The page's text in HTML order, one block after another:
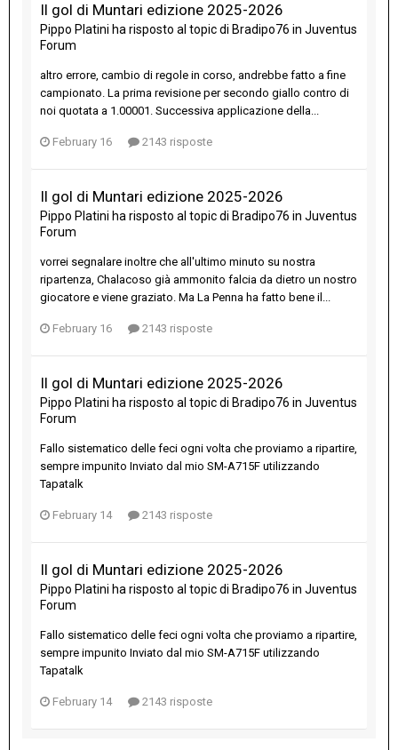
Il gol di Muntari edizione 2025-2026
Pippo Platini ha risposto al topic di Bradipo76 in Juventus
Forum
altro errore, cambio di regole in corso, andrebbe fatto a fine
campionato. La prima revisione per secondo giallo contro di
noi quotata a 1.00001. Successiva applicazione della...
February 16 2143 risposte
Il gol di Muntari edizione 2025-2026
Pippo Platini ha risposto al topic di Bradipo76 in Juventus
Forum
vorrei segnalare inoltre che all'ultimo minuto su nostra
ripartenza, Chalacoso già ammonito falcia da dietro un nostro
giocatore e viene graziato. Ma La Penna ha fatto bene il...
February 16 2143 risposte
Il gol di Muntari edizione 2025-2026
Pippo Platini ha risposto al topic di Bradipo76 in Juventus
Forum
Fallo sistematico delle feci ogni volta che proviamo a ripartire,
sempre impunito Inviato dal mio SM-A715F utilizzando
Tapatalk
February 14 2143 risposte
Il gol di Muntari edizione 2025-2026
Pippo Platini ha risposto al topic di Bradipo76 in Juventus
Forum
Fallo sistematico delle feci ogni volta che proviamo a ripartire,
sempre impunito Inviato dal mio SM-A715F utilizzando
Tapatalk
February 14 2143 risposte